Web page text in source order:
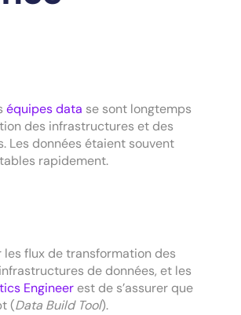
équipes data se sont longtemps
des infrastructures et des
Les données étaient souvent
rapidement.
flux de transformation des
de données, et les
Engineer est de s’assurer que
(Data Build Tool).